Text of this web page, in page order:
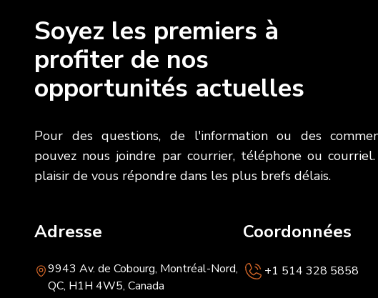
Soyez les premiers à
profiter de nos
opportunités actuelles
Pour des questions, de l'information ou des
pouvez nous joindre par courrier, téléphone ou
plaisir de vous répondre dans les plus brefs délais.
Adresse
9943 Av. de Cobourg, Montréal-Nord,
QC, H1H 4W5, Canada
Coordonnées
+1 514 328 5858